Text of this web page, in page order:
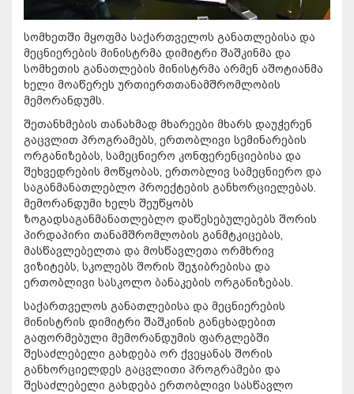
სომხეთში მყოფმა საქართველოს განათლებისა და
მეცნიერების მინისტრმა დიმიტრი შაშკინმა და
სომხეთის განათლების მინისტრმა არმენ აშოტიანმა
ხელი მოაწერეს ურთიერთთანამშრომლობის
მემორანდუმს.
შეთანხმების თანახმად მხარეები მხარს დაუჭერენ
გაცვლით პროგრამებს, ერთობლივი სემინარების
ორგანიზებას, სამეცნიერო კონფერენციებისა და
შეხვედრების მოწყობას, ერთობლივ სამეცნიერო და
საგანმანათლებლო პროექტების განხორციელებას.
მემორანდუმი ხელს შეუწყობს
ზოგადსაგანმანათლებლო დაწესებულებებს შორის
პირდაპირი თანამშრომლობის განმტკიცებას,
მასწავლებელთა და მოსწავლეთა ორმხრივ
ვიზიტებს, სკოლებს შორის შეჯიბრებისა და
ერთობლივი სასკოლო ბანაკების ორგანიზებას.
საქართველოს განათლებისა და მეცნიერების
მინისტრის დიმიტრი შაშკინის განცხადებით
გაფორმებული მემორანდუმის ფარგლებში
შესაძლებელი გახდება ორ ქვეყანას შორის
განხორციელდეს გაცვლითი პროგრამები და
შესაძლებელი გახდება ერთობლივი სასწავლო